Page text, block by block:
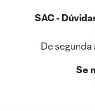
SAC -
De
Se